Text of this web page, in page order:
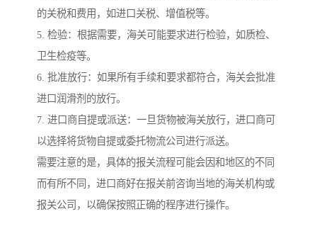
的关税和费用，如进口关税、增值税等。
5. 检验：根据需要，海关可能要求进行检验，如质检、
卫生检疫等。
6. 批准放行：如果所有手续和要求都符合，海关会批准
进口润滑剂的放行。
7. 进口商自提或派送：一旦货物被海关放行，进口商可
以选择将货物自提或委托物流公司进行派送。
需要注意的是，具体的报关流程可能会因和地区的不同
而有所不同，进口商好在报关前咨询当地的海关机构或
报关公司，以确保按照正确的程序进行操作。